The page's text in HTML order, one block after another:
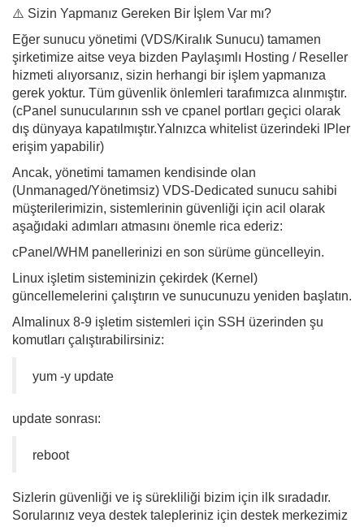
⚠️ Sizin Yapmanız Gereken Bir İşlem Var mı?
Eğer sunucu yönetimi (VDS/Kiralık Sunucu) tamamen
şirketimize aitse veya bizden Paylaşımlı Hosting / Reseller
hizmeti alıyorsanız, sizin herhangi bir işlem yapmanıza
gerek yoktur. Tüm güvenlik önlemleri tarafımızca alınmıştır.
(cPanel sunucularının ssh ve cpanel portları geçici olarak
dış dünyaya kapatılmıştır.Yalnızca whitelist üzerindeki IPler
erişim yapabilir)
Ancak, yönetimi tamamen kendisinde olan
(Unmanaged/Yönetimsiz) VDS-Dedicated sunucu sahibi
müşterilerimizin, sistemlerinin güvenliği için acil olarak
aşağıdaki adımları atmasını önemle rica ederiz:
cPanel/WHM panellerinizi en son sürüme güncelleyin.
Linux işletim sisteminizin çekirdek (Kernel)
güncellemelerini çalıştırın ve sunucunuzu yeniden başlatın.
Almalinux 8-9 işletim sistemleri için SSH üzerinden şu
komutları çalıştırabilirsiniz:
yum -y update
update sonrası:
reboot
Sizlerin güvenliği ve iş sürekliliği bizim için ilk sıradadır.
Sorularınız veya destek talepleriniz için destek merkezimiz